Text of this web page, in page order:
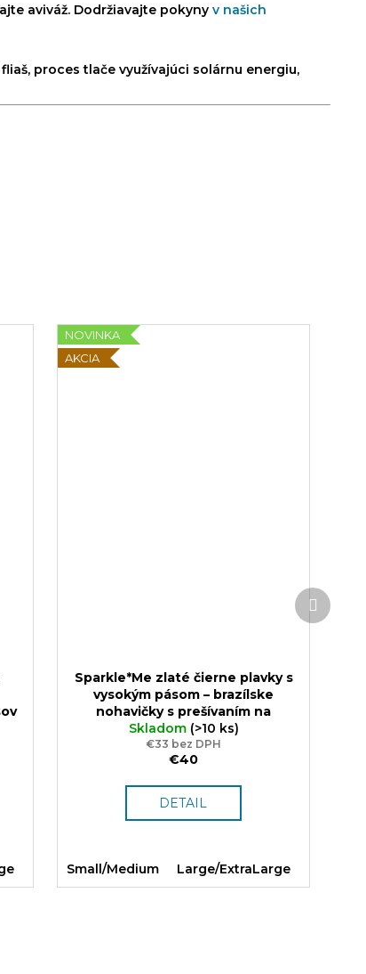
aviváž. Dodržiavajte pokyny v našich
proces tlače využívajúci solárnu energiu,
NOVINKA
AKCIA
Sparkle*Me zlaté čierne plavky s
vysokým pásom – brazílske
nohavičky s prešívaním na
zadnej strane, ktoré sa dajú
preložiť na boky, so zlatým
Kvalitný materiál z
Skladom (>10 ks)
€33 bez DPH
€40
DETAIL
Small/Medium Large/ExtraLarge
Ďalší